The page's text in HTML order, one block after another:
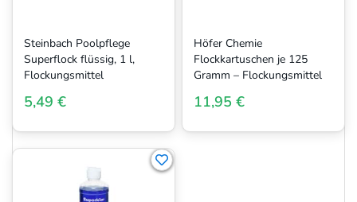
Steinbach Poolpflege
Superflock flüssig, 1 l,
Flockungsmittel
5,49 €
Höfer Chemie
Flockkartuschen je 125
Gramm – Flockungsmittel
11,95 €